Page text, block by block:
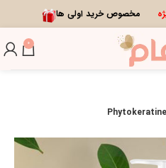
مخصوص خرید اولی ها
0